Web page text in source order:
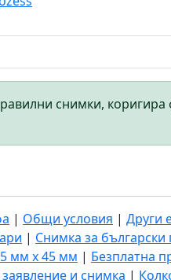
снимки,
| Общи условия | Други
| Снимка за
мм x 45 мм | Безплатна
и снимка |